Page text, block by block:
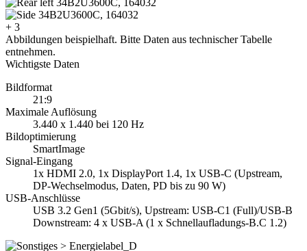
+ 3
Abbildungen beispielhaft. Bitte Daten aus technischer Tabelle
entnehmen.
Wichtigste Daten
Bildformat
21:9
Maximale Auflösung
3.440 x 1.440 bei 120 Hz
Bildoptimierung
SmartImage
Signal-Eingang
1x HDMI 2.0, 1x DisplayPort 1.4, 1x USB-C (Upstream,
DP-Wechselmodus, Daten, PD bis zu 90 W)
USB-Anschlüsse
USB 3.2 Gen1 (5Gbit/s), Upstream: USB-C1 (Full)/USB-B
Downstream: 4 x USB-A (1 x Schnellaufladungs-B.C 1.2)